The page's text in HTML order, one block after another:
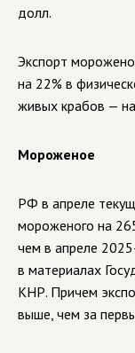
долл.
Экспорт
на 22% в
живых крабов —
Мороженое
РФ в апреле
мороженого на
чем в апреле
в материалах
КНР. Причем
выше, чем за